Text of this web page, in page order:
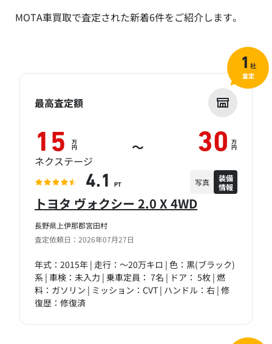
MOTA車買取で査定された新着6件をご紹介します。
長野県上伊那郡宮田村
査定依頼日：2026年07月27日
トヨタ ヴォクシー 2.0 X 4WD
年式：2015年 | 走行：～20万キロ | 色：黒(ブラック)
系 | 車検：未入力 | 乗車定員： 7名 | ドア： 5枚 | 燃
料：ガソリン | ミッション：CVT | ハンドル：右 | 修
復歴：修復済
最高査定額
15 万
円 ～ 30 万
円
ネクステージ
4.1 PT 写真
装備
情報
1 社
査定